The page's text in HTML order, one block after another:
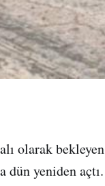
olarak bekleyen
dün yeniden açtı.